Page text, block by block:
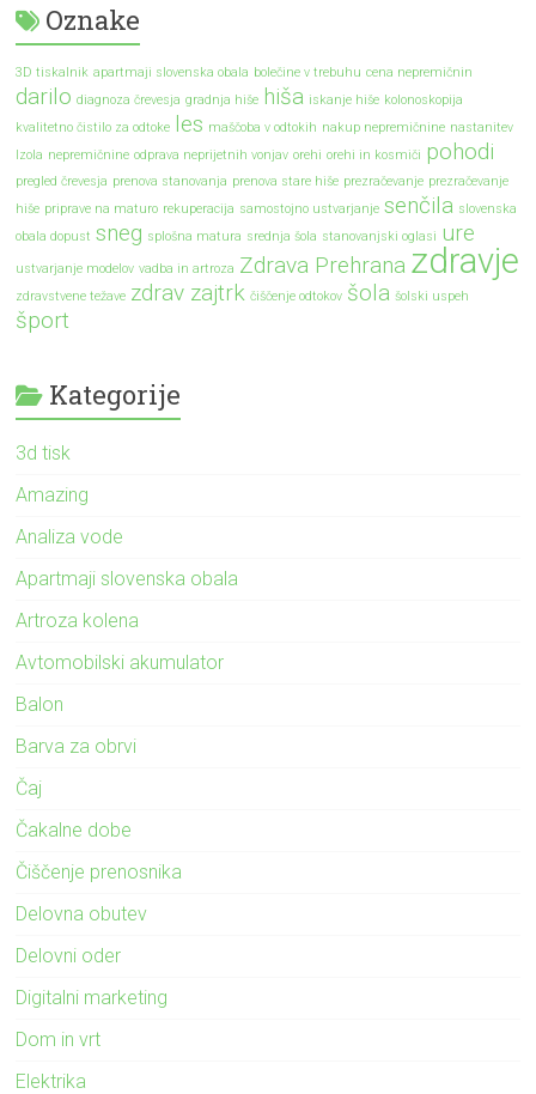
Oznake
3D tiskalnik apartmaji slovenska obala bolečine v trebuhu cena nepremičnin
darilo diagnoza črevesja gradnja hiše hiša iskanje hiše kolonoskopija
kvalitetno čistilo za odtoke les maščoba v odtokih nakup nepremičnine nastanitev
Izola nepremičnine odprava neprijetnih vonjav orehi orehi in kosmiči pohodi
pregled črevesja prenova stanovanja prenova stare hiše prezračevanje prezračevanje
hiše priprave na maturo rekuperacija samostojno ustvarjanje senčila slovenska
obala dopust sneg splošna matura srednja šola stanovanjski oglasi ure
ustvarjanje modelov vadba in artroza Zdrava Prehrana zdravje
zdravstvene težave zdrav zajtrk čiščenje odtokov šola šolski uspeh
šport
Kategorije
3d tisk
Amazing
Analiza vode
Apartmaji slovenska obala
Artroza kolena
Avtomobilski akumulator
Balon
Barva za obrvi
Čaj
Čakalne dobe
Čiščenje prenosnika
Delovna obutev
Delovni oder
Digitalni marketing
Dom in vrt
Elektrika